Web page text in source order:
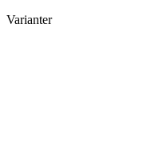
Varianter